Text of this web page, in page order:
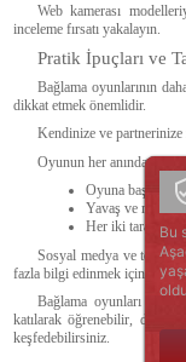
Web kamerası
inceleme fırsatı yakalayın.
Pratik İpuçları ve
Bağlama oyunlarının
dikkat etmek önemlidir.
Kendinize ve partnerinize
Oyunun her anında
Oyuna
Yavaş ve nazik
Her iki tarafın da
Sosyal medya ve
fazla bilgi edinmek için
Bağlama oyunları
katılarak öğrenebilir,
keşfedebilirsiniz.
Bu